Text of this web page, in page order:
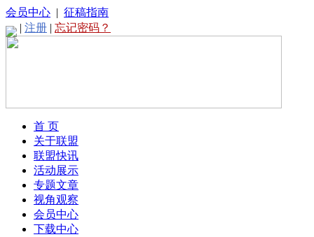
会员中心 | 征稿指南
| 注册 | 忘记密码？
首 页
关于联盟
联盟快讯
活动展示
专题文章
视角观察
会员中心
下载中心